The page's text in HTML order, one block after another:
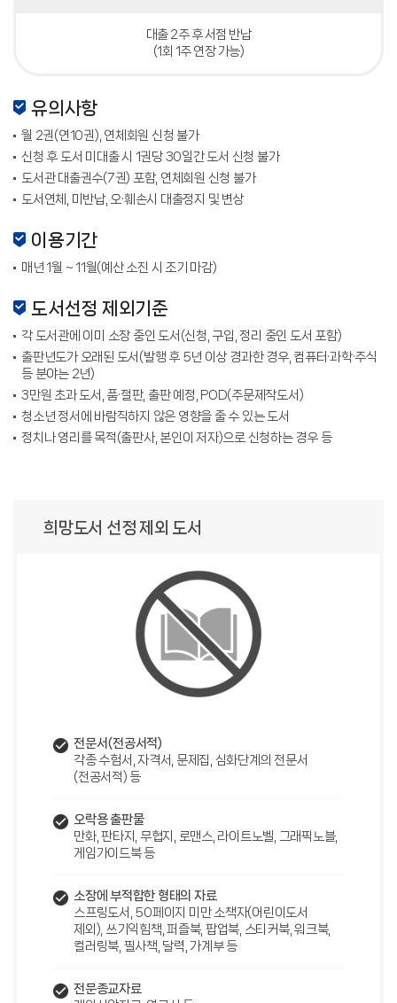
대출 2주 후 서점 반납
(1회 1주 연장 가능)
유의사항
월 2권(연10권), 연체회원 신청 불가
신청 후 도서 미대출 시 1권당 30일간 도서 신청 불가
도서관 대출권수(7권) 포함, 연체회원 신청 불가
도서연체, 미반납, 오·훼손시 대출정지 및 변상
이용기간
매년 1월 ~ 11월(예산 소진 시 조기 마감)
도서선정 제외기준
각 도서관에 이미 소장 중인 도서(신청, 구입, 정리 중인 도서 포함)
출판년도가 오래된 도서(발행 후 5년 이상 경과한 경우, 컴퓨터·과학·주식
등 분야는 2년)
3만원 초과 도서, 품·절판, 출판 예정, POD(주문제작도서)
청소년 정서에 바람직하지 않은 영향을 줄 수 있는 도서
정치나 영리를 목적(출판사, 본인이 저자)으로 신청하는 경우 등
희망도서 선정 제외 도서
전문서(전공서적)
각종 수험서, 자격서, 문제집, 심화단계의 전문서
(전공서적) 등
오락용 출판물
만화, 판타지, 무협지, 로맨스, 라이트노벨, 그래픽노블,
게임가이드북 등
소장에 부적합한 형태의 자료
스프링도서, 50페이지 미만 소책자(어린이도서
제외), 쓰기익힘책, 퍼즐북, 팝업북, 스티커북, 워크북,
컬러링북, 필사책, 달력, 가계부 등
전문종교자료